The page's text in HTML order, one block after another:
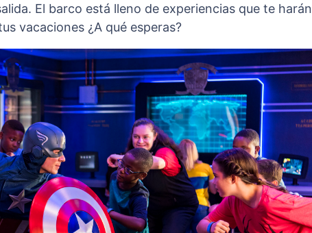
El barco está lleno de experiencias que te harán
vacaciones ¿A qué esperas?